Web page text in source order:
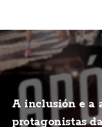
A inclusión e a
protagonistas